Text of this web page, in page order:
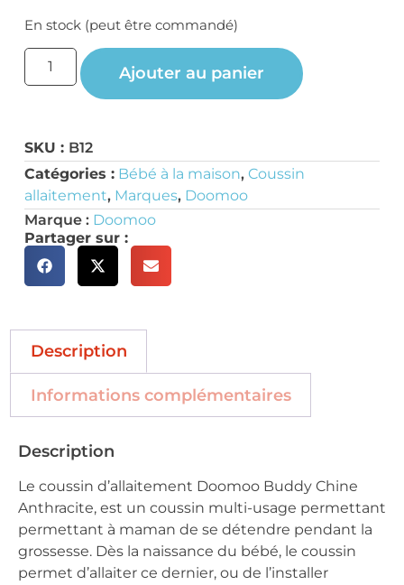
En stock (peut être commandé)
Ajouter au panier
SKU : B12
Catégories : Bébé à la maison, Coussin
allaitement, Marques, Doomoo
Marque : Doomoo
Partager sur :
Description
Informations complémentaires
Description
Le coussin d’allaitement Doomoo Buddy Chine
Anthracite, est un coussin multi-usage permettant
permettant à maman de se détendre pendant la
grossesse. Dès la naissance du bébé, le coussin
permet d’allaiter ce dernier, ou de l’installer